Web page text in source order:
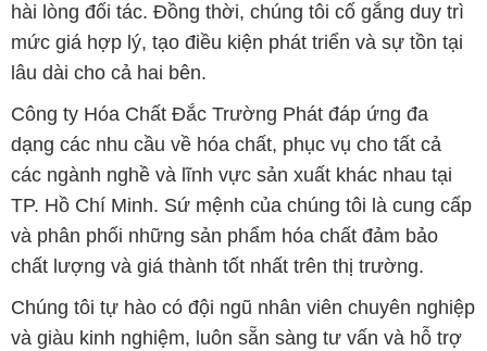
hài lòng đối tác. Đồng thời, chúng tôi cố gắng duy trì
mức giá hợp lý, tạo điều kiện phát triển và sự tồn tại
lâu dài cho cả hai bên.
Công ty Hóa Chất Đắc Trường Phát đáp ứng đa
dạng các nhu cầu về hóa chất, phục vụ cho tất cả
các ngành nghề và lĩnh vực sản xuất khác nhau tại
TP. Hồ Chí Minh. Sứ mệnh của chúng tôi là cung cấp
và phân phối những sản phẩm hóa chất đảm bảo
chất lượng và giá thành tốt nhất trên thị trường.
Chúng tôi tự hào có đội ngũ nhân viên chuyên nghiệp
và giàu kinh nghiệm, luôn sẵn sàng tư vấn và hỗ trợ